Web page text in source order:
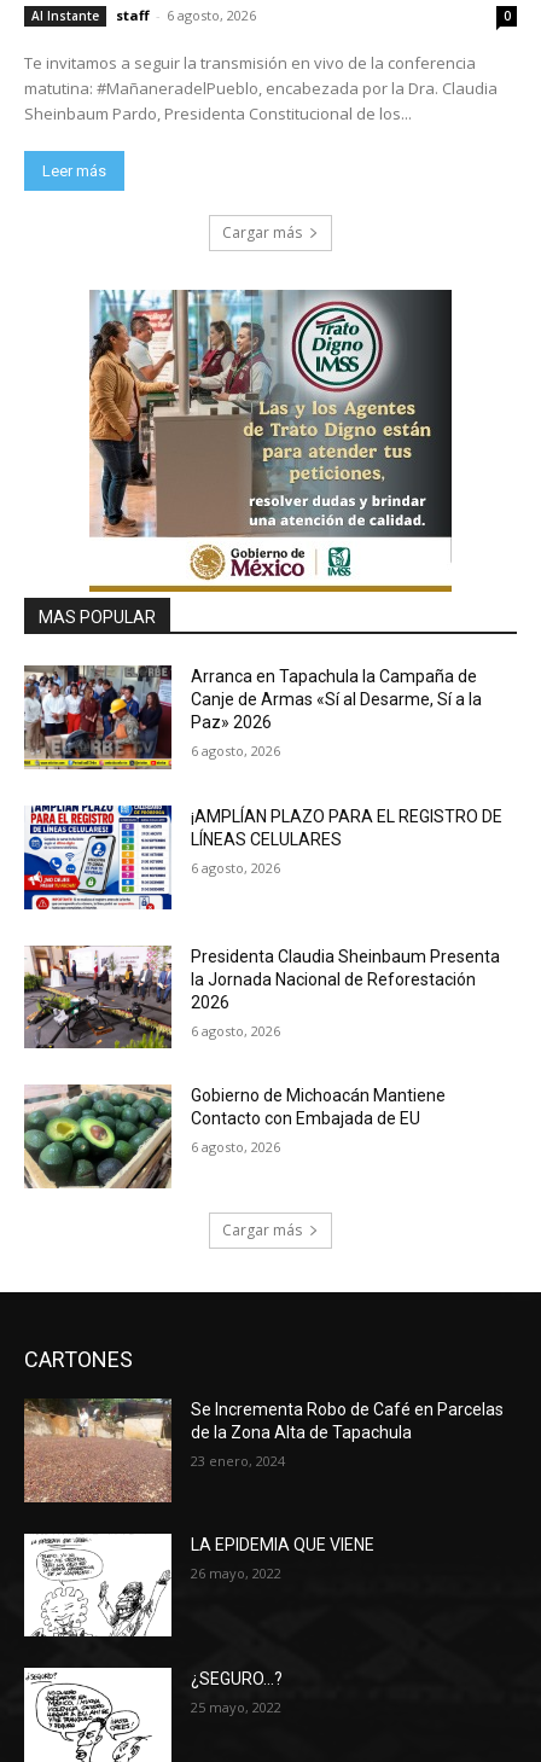
Al Instante staff - 6 agosto, 2026 0
Te invitamos a seguir la transmisión en vivo de la conferencia
matutina: #MañaneradelPueblo, encabezada por la Dra. Claudia
Sheinbaum Pardo, Presidenta Constitucional de los...
Leer más
Cargar más
MAS POPULAR
Arranca en Tapachula la Campaña de
Canje de Armas «Sí al Desarme, Sí a la
Paz» 2026
6 agosto, 2026
¡AMPLÍAN PLAZO PARA EL REGISTRO DE
LÍNEAS CELULARES
6 agosto, 2026
Presidenta Claudia Sheinbaum Presenta
la Jornada Nacional de Reforestación
2026
6 agosto, 2026
Gobierno de Michoacán Mantiene
Contacto con Embajada de EU
6 agosto, 2026
Cargar más
CARTONES
Se Incrementa Robo de Café en Parcelas
de la Zona Alta de Tapachula
23 enero, 2024
LA EPIDEMIA QUE VIENE
26 mayo, 2022
¿SEGURO…?
25 mayo, 2022